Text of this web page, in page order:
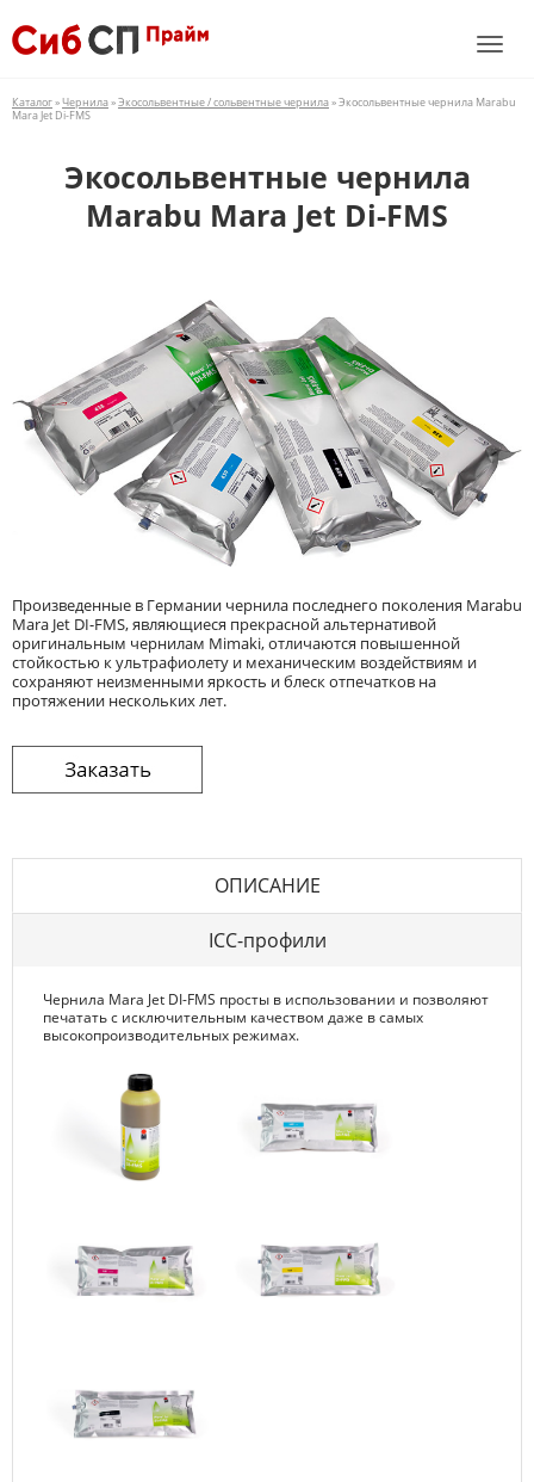
Каталог»Чернила»Экосольвентные / сольвентные чернила» Экосольвентные чернила Marabu
Mara Jet Di-FMS
Экосольвентные чернила
Marabu Mara Jet Di-FMS
Произведенные в Германии чернила последнего поколения Marabu
Mara Jet DI-FMS, являющиеся прекрасной альтернативой
оригинальным чернилам Mimaki, отличаются повышенной
стойкостью к ультрафиолету и механическим воздействиям и
сохраняют неизменными яркость и блеск отпечатков на
протяжении нескольких лет.
ОПИСАНИЕ
ICC-профили
Чернила Mara Jet DI-FMS просты в использовании и позволяют
печатать с исключительным качеством даже в самых
высокопроизводительных режимах.